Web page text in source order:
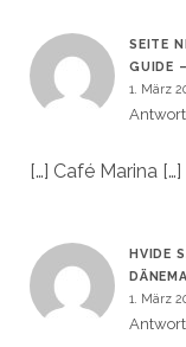
SEITE
GUIDE
1. März
[…] Café Marina […]
HVIDE
1. März